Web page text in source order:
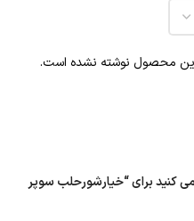
محصول نوشته نشده است.
کنید برای “خیارشورحلب سوپر